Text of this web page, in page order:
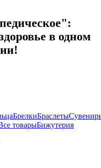
в одном
БрелкиБраслеты
товарыБижутерия